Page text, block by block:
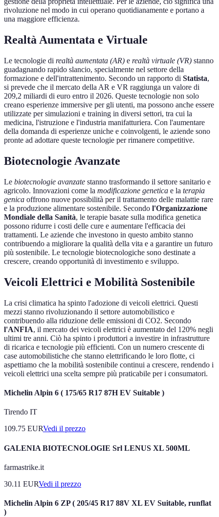
rivoluzione nel modo in cui operano quotidianamente e portano a
una maggiore efficienza.
Realtà Aumentata e Virtuale
Le tecnologie di realtà aumentata (AR) e realtà virtuale (VR) stanno
guadagnando rapido slancio, specialmente nel settore della
formazione e dell'intrattenimento. Secondo un rapporto di Statista,
si prevede che il mercato della AR e VR raggiunga un valore di
209,2 miliardi di euro entro il 2026. Queste tecnologie non solo
creano esperienze immersive per gli utenti, ma possono anche essere
utilizzate per simulazioni e training in diversi settori, tra cui la
medicina, l'istruzione e l'industria manifatturiera. Con l'aumentare
della domanda di esperienze uniche e coinvolgenti, le aziende sono
pronte ad adottare queste tecnologie per rimanere competitive.
Biotecnologie Avanzate
Le biotecnologie avanzate stanno trasformando il settore sanitario e
agricolo. Innovazioni come la modificazione genetica e la terapia
genica offrono nuove possibilità per il trattamento delle malattie rare
e la produzione alimentare sostenibile. Secondo l'Organizzazione
Mondiale della Sanità, le terapie basate sulla modifica genetica
possono ridurre i costi delle cure e aumentare l'efficacia dei
trattamenti. Le aziende che investono in questo ambito stanno
contribuendo a migliorare la qualità della vita e a garantire un futuro
più sostenibile. Le tecnologie biotecnologiche sono destinate a
crescere, creando opportunità di investimento e sviluppo.
Veicoli Elettrici e Mobilità Sostenibile
La crisi climatica ha spinto l'adozione di veicoli elettrici. Questi
mezzi stanno rivoluzionando il settore automobilistico e
contribuendo alla riduzione delle emissioni di CO2. Secondo
l'ANFIA, il mercato dei veicoli elettrici è aumentato del 120% negli
ultimi tre anni. Ciò ha spinto i produttori a investire in infrastrutture
di ricarica e tecnologie più efficienti. Con un numero crescente di
case automobilistiche che stanno elettrificando le loro flotte, ci
aspettiamo che la mobilità sostenibile continui a crescere, rendendo i
veicoli elettrici una scelta sempre più praticabile per i consumatori.
Michelin Alpin 6 ( 175/65 R17 87H EV Suitable )
Tirendo IT
109.75 EURVedi il prezzo
GALENIA BIOTECNOLOGIE Srl LENUS XL 500ML
farmastrike.it
30.11 EURVedi il prezzo
Michelin Alpin 6 ZP ( 205/45 R17 88V XL EV Suitable, runflat
)